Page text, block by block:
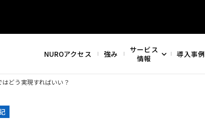
NUROアクセス 強み
サービス
情報
導入事例
どう実現すればいい？